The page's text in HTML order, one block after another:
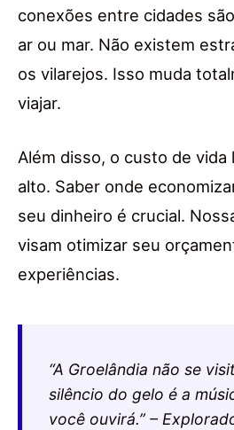
conexões entre cidades
ar ou mar. Não existem
os vilarejos. Isso muda
viajar.
Além disso, o custo de
alto. Saber onde
seu dinheiro é crucial.
visam otimizar seu
experiências.
“A Groelândia não se
silêncio do gelo é a
você ouvirá.” –